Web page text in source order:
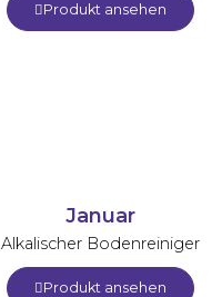
Produkt ansehen
Januar
Alkalischer Bodenreiniger
Produkt ansehen